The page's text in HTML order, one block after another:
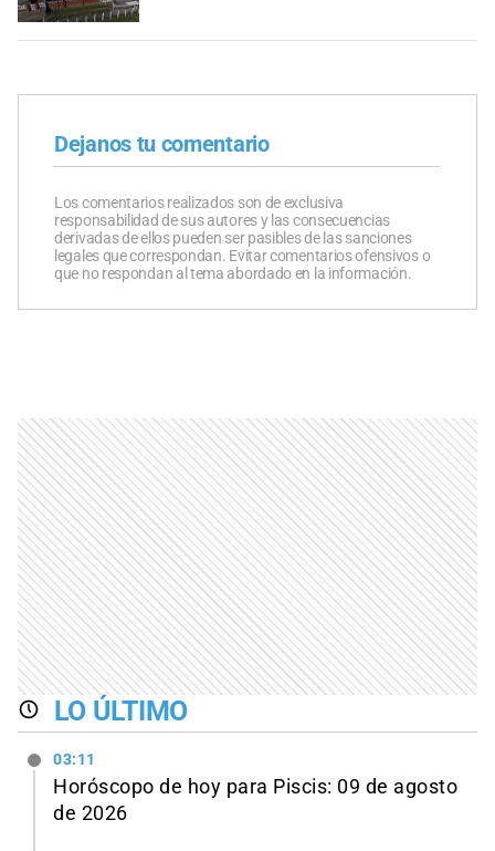
Dejanos tu comentario
Los comentarios realizados son de exclusiva
responsabilidad de sus autores y las consecuencias
derivadas de ellos pueden ser pasibles de las sanciones
legales que correspondan. Evitar comentarios ofensivos o
que no respondan al tema abordado en la información.
LO ÚLTIMO
03:11
Horóscopo de hoy para Piscis: 09 de agosto
de 2026